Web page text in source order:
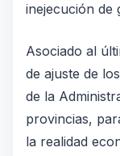
inejecución de
Asociado al
de ajuste de
de la
provincias,
la realidad